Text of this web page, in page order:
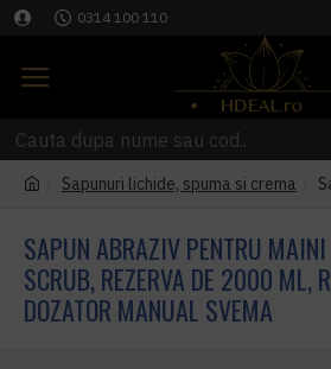
0314 100 110
Sapunuri lichide, spuma si crema
SAPUN ABRAZIV PENTRU
SCRUB, REZERVA DE 2000 ML,
DOZATOR MANUAL SVEMA